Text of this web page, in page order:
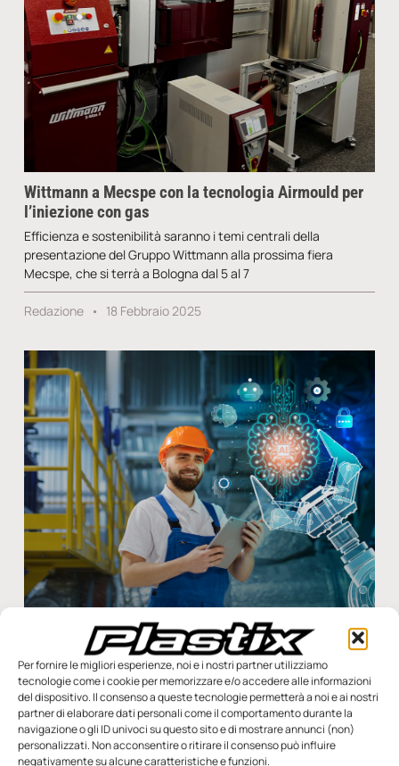
Per fornire le migliori esperienze, noi e i nostri partner utilizziamo
tecnologie come i cookie per memorizzare e/o accedere alle informazioni
del dispositivo. Il consenso a queste tecnologie permetterà a noi e ai nostri
partner di elaborare dati personali come il comportamento durante la
navigazione o gli ID univoci su questo sito e di mostrare annunci (non)
personalizzati. Non acconsentire o ritirare il consenso può influire
negativamente su alcune caratteristiche e funzioni.
Wittmann a Mecspe con la tecnologia Airmould per
l’iniezione con gas
Efficienza e sostenibilità saranno i temi centrali della
presentazione del Gruppo Wittmann alla prossima fiera
Mecspe, che si terrà a Bologna dal 5 al 7
Redazione 18 Febbraio 2025
Wittmann Digital a supporto della Transizione 5.0
a cura di Mariangela Quarto Per progetti d’innovazione in
aziende che generino una riduzione dei consumi energetici, il
Piano Transizione 5.0 offre un credito d’imposta
Redazione 3 Dicembre 2024